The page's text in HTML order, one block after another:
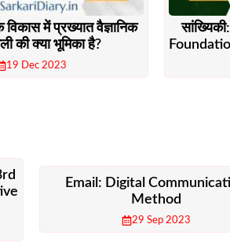
विकास में प्रख्यात वैज्ञानिक
की क्या भूमिका है?
19 Dec 2023
Email: Digital
Method
29 Sep 2023